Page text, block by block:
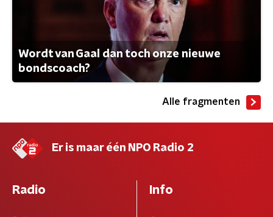
Wordt van Gaal dan toch onze nieuwe
bondscoach?
Alle fragmenten
Er is maar één NPO Radio 2
Radio Info